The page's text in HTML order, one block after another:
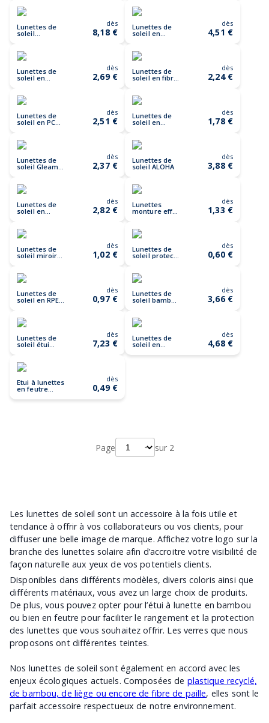
Lunettes de
soleil
plastique RCS
dès
8,18 € Lunettes de
soleil en
recyclé RCS
dès
4,51 €
Lunettes de
soleil en
dès
2,69 € Lunettes de
soleil en fibre
dès
2,24 €
Lunettes de
soleil en PC
dès
2,51 € Lunettes de
soleil en
dès
1,78 €
Lunettes de
soleil Gleam
dès
2,37 € Lunettes de
soleil ALOHA
dès
3,88 €
Lunettes de
soleil en
TOUCH
dès
2,82 € Lunettes
monture effet
dès
1,33 €
Lunettes de
soleil miroir
dès
1,02 € Lunettes de
soleil protect
dès
0,60 €
Lunettes de
soleil en RPET
dès
0,97 € Lunettes de
soleil bambou
dès
3,66 €
Lunettes de
soleil étui
dès
7,23 € Lunettes de
soleil en
HONIARA
dès
4,68 €
Etui à lunettes
en feutre
dès
0,49 €
Page sur 2
Les lunettes de soleil sont un accessoire à la fois utile et
tendance à offrir à vos collaborateurs ou vos clients, pour
diffuser une belle image de marque. Affichez votre logo sur la
branche des lunettes solaire afin d’accroitre votre visibilité de
façon naturelle aux yeux de vos potentiels clients.
Disponibles dans différents modèles, divers coloris ainsi que
différents matériaux, vous avez un large choix de produits.
De plus, vous pouvez opter pour l’étui à lunette en bambou
ou bien en feutre pour faciliter le rangement et la protection
des lunettes que vous souhaitez offrir. Les verres que nous
proposons ont différentes teintes.
Nos lunettes de soleil sont également en accord avec les
enjeux écologiques actuels. Composées de plastique recyclé,
de bambou, de liège ou encore de fibre de paille, elles sont le
parfait accessoire respectueux de notre environnement.